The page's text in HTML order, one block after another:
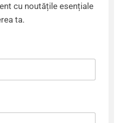
cu noutățile esențiale
ta.